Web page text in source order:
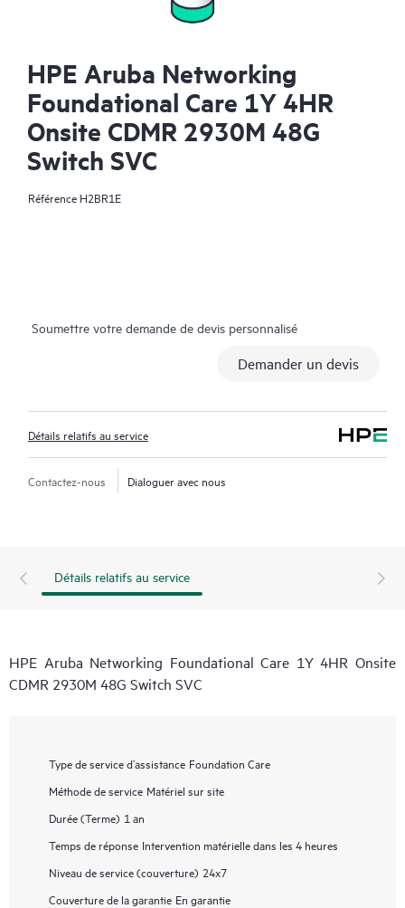
HPE Aruba Networking
Foundational Care 1Y 4HR
Onsite CDMR 2930M 48G
Switch SVC
Référence H2BR1E
Soumettre votre demande de devis personnalisé
Demander un devis
Détails relatifs au service
Contactez-nous Dialoguer avec nous
Détails relatifs au service
HPE Aruba Networking Foundational Care 1Y 4HR Onsite
CDMR 2930M 48G Switch SVC
Type de service d’assistance Foundation Care
Méthode de service Matériel sur site
Durée (Terme) 1 an
Temps de réponse Intervention matérielle dans les 4 heures
Niveau de service (couverture) 24x7
Couverture de la garantie En garantie